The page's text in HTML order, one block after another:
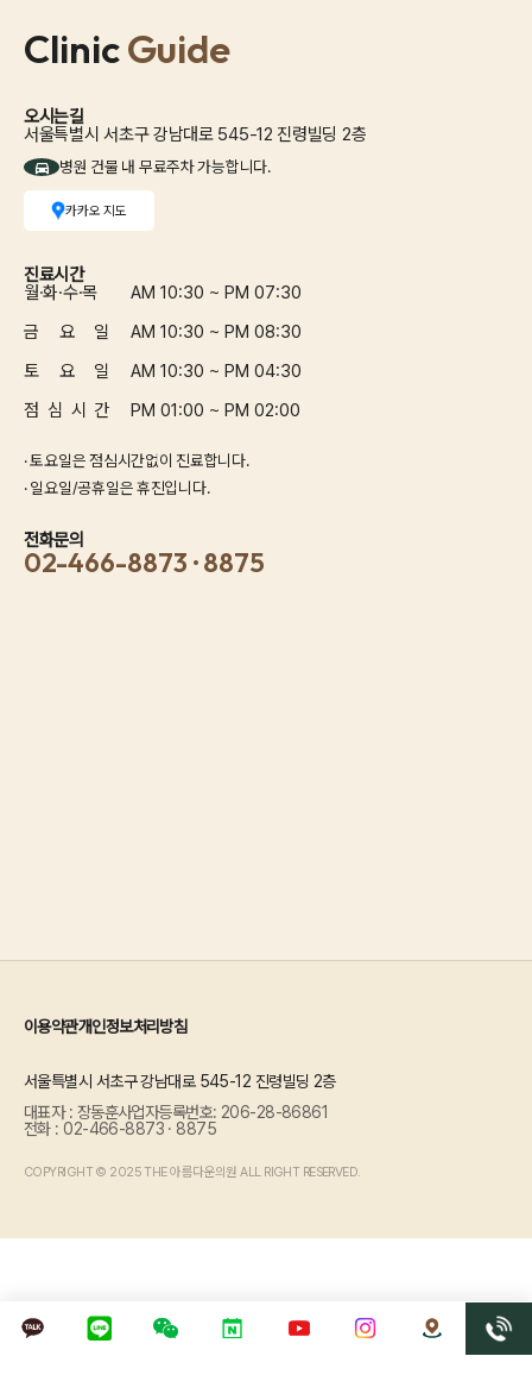
ClinicGuide
오시는길
서울특별시 서초구 강남대로 545-12 진령빌딩 2층
병원 건물 내 무료주차 가능합니다.
카카오 지도
진료시간
월·화·수·목
AM 10:30 ~ PM 07:30
금 요 일
AM 10:30 ~ PM 08:30
토 요 일
AM 10:30 ~ PM 04:30
점 심 시 간
PM 01:00 ~ PM 02:00
· 토요일은 점심시간없이 진료합니다.
· 일요일/공휴일은 휴진입니다.
전화문의
02-466-8873 · 8875
이용약관개인정보처리방침
서울특별시 서초구 강남대로 545-12 진령빌딩 2층
대표자 : 장동훈사업자등록번호: 206-28-86861
전화 : 02-466-8873 · 8875
COPYRIGHT © 2025 THE 아름다운의원 ALL RIGHT RESERVED.